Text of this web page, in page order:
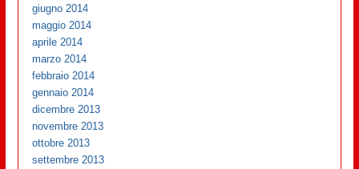
giugno 2014
maggio 2014
aprile 2014
marzo 2014
febbraio 2014
gennaio 2014
dicembre 2013
novembre 2013
ottobre 2013
settembre 2013